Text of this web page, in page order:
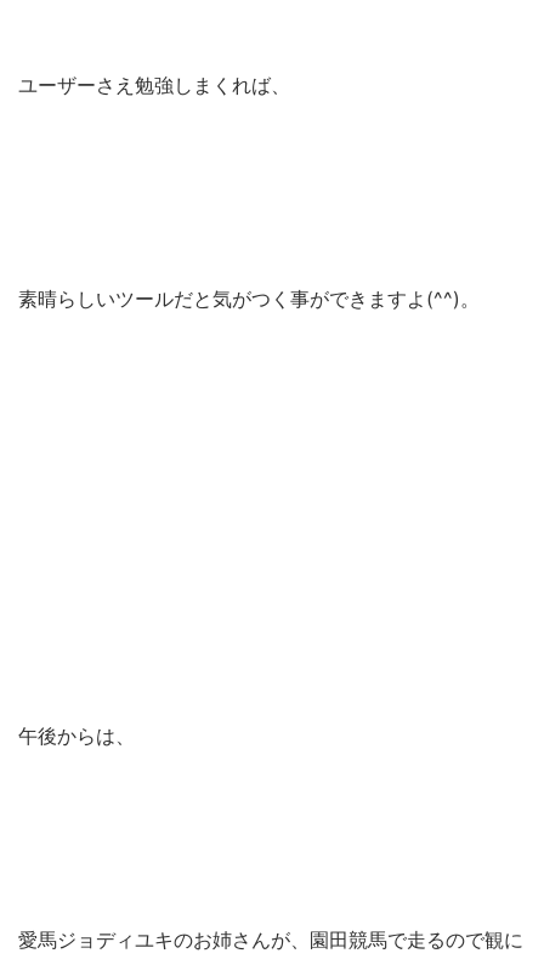
ユーザーさえ勉強しまくれば、
素晴らしいツールだと気がつく事ができますよ(^^)。
午後からは、
愛馬ジョディユキのお姉さんが、園田競馬で走るので観に